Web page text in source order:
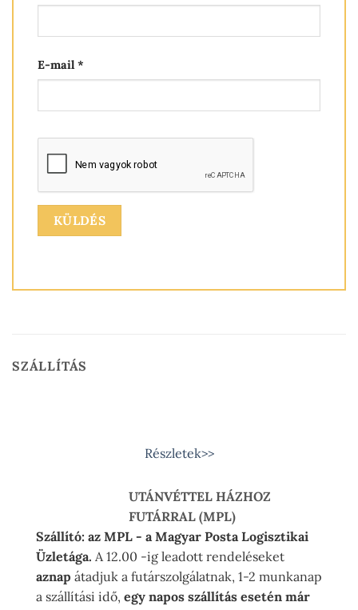
E-mail*
SZÁLLÍTÁS
Részletek>>
UTÁNVÉTTEL HÁZHOZ
FUTÁRRAL (MPL)
Szállító: az MPL - a Magyar Posta Logisztikai
Üzletága. A 12.00 -ig leadott rendeléseket
aznap átadjuk a futárszolgálatnak, 1-2 munkanap
a szállítási idő, egy napos szállítás esetén már